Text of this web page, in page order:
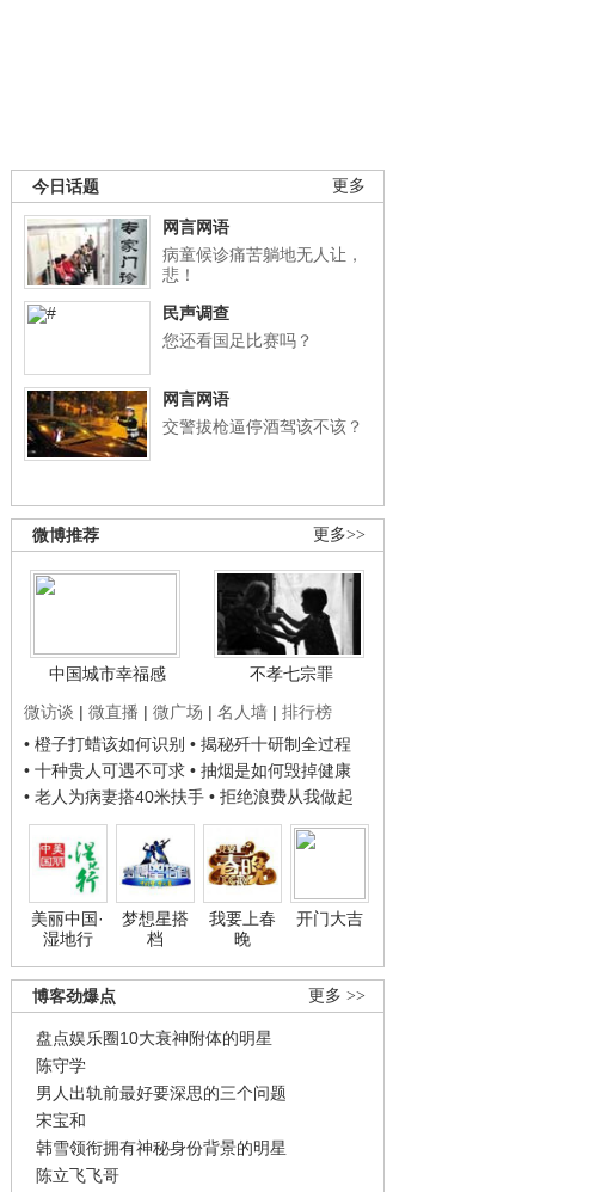
更多
今日话题
网言网语
病童候诊痛苦躺地无人让，
悲！
民声调查
您还看国足比赛吗？
网言网语
交警拔枪逼停酒驾该不该？
更多>>
微博推荐
中国城市幸福感
不孝七宗罪
微访谈 | 微直播 | 微广场 | 名人墙 | 排行榜
• 橙子打蜡该如何识别 • 揭秘歼十研制全过程
• 十种贵人可遇不可求 • 抽烟是如何毁掉健康
• 老人为病妻搭40米扶手 • 拒绝浪费从我做起
美丽中国·
湿地行
梦想星搭
档
我要上春
晚
开门大吉
更多 >>
博客劲爆点
盘点娱乐圈10大衰神附体的明星
陈守学
男人出轨前最好要深思的三个问题
宋宝和
韩雪领衔拥有神秘身份背景的明星
陈立飞飞哥